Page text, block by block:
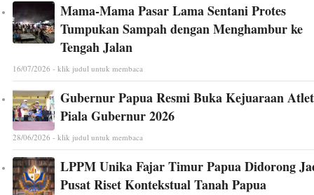
Mama-Mama Pasar Lama Sentani Protes
Tumpukan Sampah dengan Menghambur ke
Tengah Jalan
16/07/2026 - klik judul untuk membaca
Gubernur Papua Resmi Buka Kejuaraan
Piala Gubernur 2026
28/06/2026 - klik judul untuk membaca
LPPM Unika Fajar Timur Papua Didorong
Pusat Riset Kontekstual Tanah Papua